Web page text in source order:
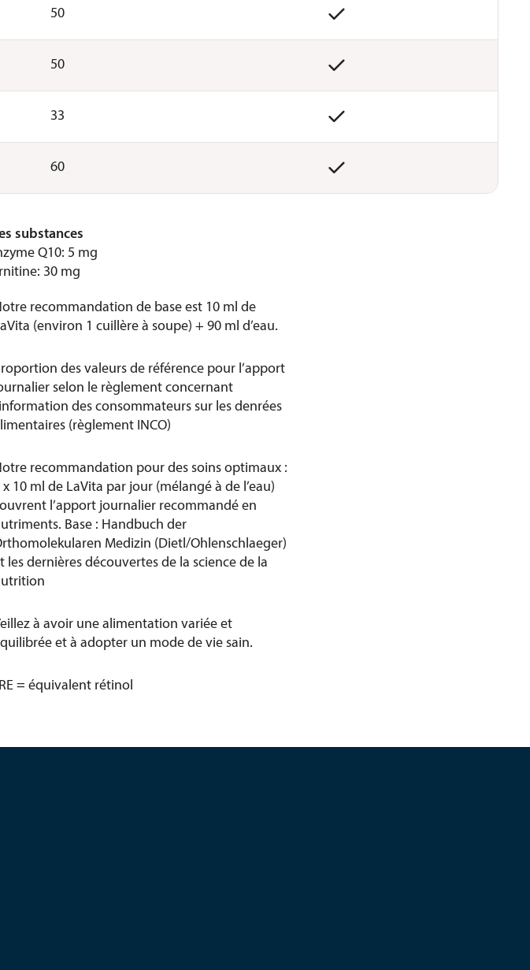
50 
50 
33 
60 
substances
Q10: 5 mg
30 mg
recommandation de base est 10 ml de
(environ 1 cuillère à soupe) + 90 ml d’eau.
des valeurs de référence pour l’apport
selon le règlement concernant
des consommateurs sur les denrées
(règlement INCO)
recommandation pour des soins optimaux :
x 10 ml de LaVita par jour (mélangé à de l’eau)
l’apport journalier recommandé en
Base : Handbuch der
Medizin (Dietl/Ohlenschlaeger)
les dernières découvertes de la science de la
à avoir une alimentation variée et
et à adopter un mode de vie sain.
= équivalent rétinol